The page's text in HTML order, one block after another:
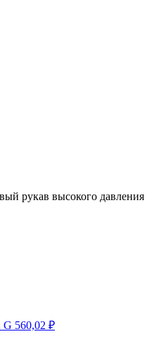
рукав высокого давления
560,02 ₽